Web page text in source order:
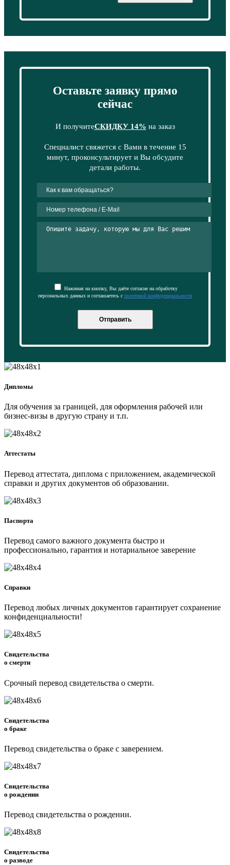
Оставьте заявку прямо
сейчас
И получитеСКИДКУ 14% на заказ
Специалист свяжется с Вами в течение 15
минут, проконсультирует и Вы обсудите
детали работы.
Нажимая на кнопку, Вы даёте согласие на обработку
персональных данных и соглашаетесь с политикой конфиденциальности
Отправить
Дипломы
Для обучения за границей, для оформления рабочей или
бизнес-визы в другую страну и т.п.
Аттестаты
Перевод аттестата, диплома с приложением, академической
справки и других документов об образовании.
Паспорта
Перевод самого важного документа быстро и
профессионально, гарантия и нотариальное заверение
Справки
Перевод любых личных документов гарантирует сохранение
конфиденциальности!
Свидетельства
о смерти
Срочный перевод свидетельства о смерти.
Свидетельства
о браке
Перевод свидетельства о браке с заверением.
Свидетельства
о рождении
Перевод свидетельства о рождении.
Свидетельства
о разводе